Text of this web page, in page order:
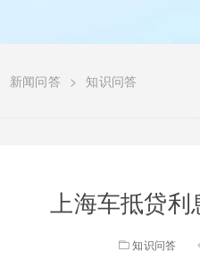
新闻问答 > 知识问答
上海车抵贷
知识问答